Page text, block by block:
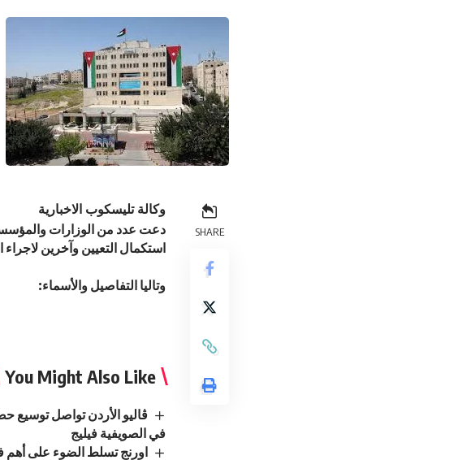
SHARE
وكالة تليسكوب الاخبارية
دعت عدد من الوزارات
استكمال التعيين وآخرين لاجراء
وتاليا التفاصيل والأسماء:
You Might Also Like
ڤاليو الأردن تواصل توسيع
في الصويفية فيليج
اورنج تسلط الضوء على أهم